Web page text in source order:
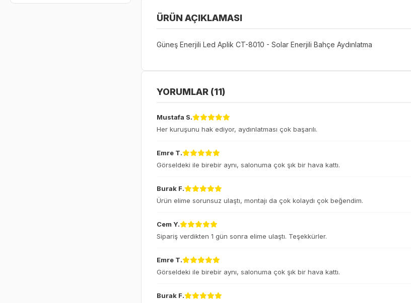
ÜRÜN AÇIKLAMASI
Güneş Enerjili Led Aplik CT-8010 - Solar Enerjili Bahçe Aydınlatma
YORUMLAR (11)
Mustafa S.
Her kuruşunu hak ediyor, aydınlatması çok başarılı.
Emre T.
Görseldeki ile birebir aynı, salonuma çok şık bir hava kattı.
Burak F.
Ürün elime sorunsuz ulaştı, montajı da çok kolaydı çok beğendim.
Cem Y.
Sipariş verdikten 1 gün sonra elime ulaştı. Teşekkürler.
Emre T.
Görseldeki ile birebir aynı, salonuma çok şık bir hava kattı.
Burak F.